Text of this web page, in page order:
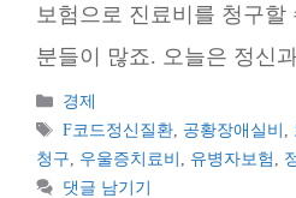
보험으로 진료비를 청구할
분들이 많죠. 오늘은 정신
카
테
리
경제
태
그
F코드정신질환 공황장애실비
청구
우울증치료비 유병자보험
댓글 남기기